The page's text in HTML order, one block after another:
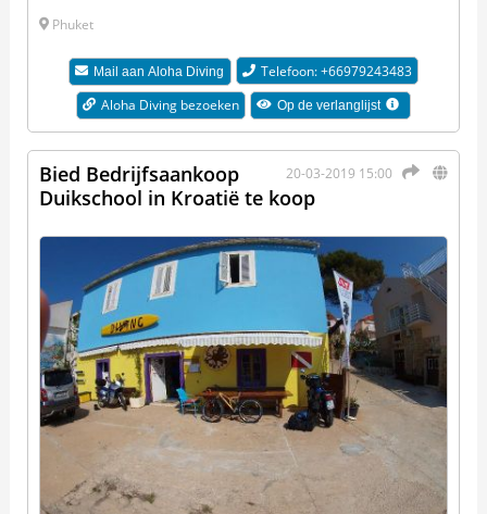
Phuket
Mail aanAloha Diving
Telefoon: +66979243483
Aloha Diving bezoeken
Op de verlanglijst
20-03-2019 15:00
Bied Bedrijfsaankoop
Duikschool in Kroatië te koop